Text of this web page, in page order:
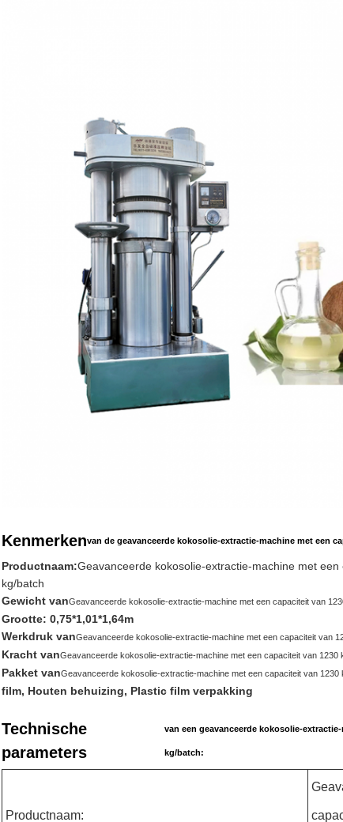
Kenmerkenvan de geavanceerde kokosolie-extractie-machine met een
Productnaam:Geavanceerde kokosolie-extractie-machine met
kg/batch
Gewicht vanGeavanceerde kokosolie-extractie-machine met een capaciteit van
Grootte: 0,75*1,01*1,64m
Werkdruk vanGeavanceerde kokosolie-extractie-machine met een capaciteit van
Kracht vanGeavanceerde kokosolie-extractie-machine met een capaciteit van
Pakket vanGeavanceerde kokosolie-extractie-machine met een capaciteit van
film, Houten behuizing, Plastic film verpakking
Technische
parameters
van een geavanceerde kokosolie-
kg/batch:
Productnaam: